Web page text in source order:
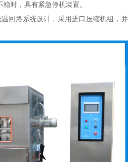
时，具有紧急停机装置。
回路系统设计，采用进口压缩机组，并